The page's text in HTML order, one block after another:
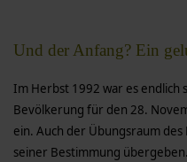
Und der Anfang? Ein
Im Herbst 1992 war es endlich
Bevölkerung für den 28.
ein. Auch der Übungsraum
seiner Bestimmung übergeben.